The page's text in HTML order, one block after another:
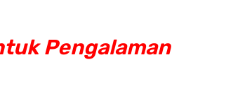
Pengalaman